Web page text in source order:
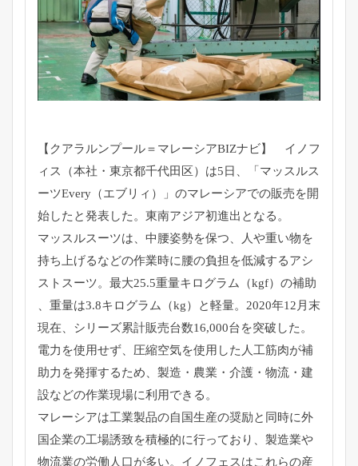
【クアラルンプール＝マレーシアBIZナビ】 イノフ
ィス（本社・東京都千代田区）は5日、「マッスルス
ーツEvery（エブリィ）」 のマレーシアでの販売を開
始したと発表した。 東南アジア初進出となる。
マッスルスーツは、中腰姿勢を保つ、
人や重い物を
持ち上げるなどの作業時に腰の負担を低減するアシ
ス トスーツ。最大25.5重量キログラム（kgf）の補助
、重量は3.8キログラム（kg）と軽量。 2020年12月末
現在、シリーズ累計販売台数16,000台を突破した。
電力を使用せず、 圧縮空気を使用した人工筋肉が補
助力を発揮するため、製造・ 農業・介護・物流・建
設などの作業現場に利用できる。
マレーシアは工業製品の自国生産の奨励と同時に外
国企業の工場誘致を積極的に行っており、製造業や
物流業の労働人口が多い。 イノフェスはこれらの産